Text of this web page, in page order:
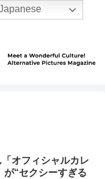
オフィシャルカレ
が“セクシーすぎる